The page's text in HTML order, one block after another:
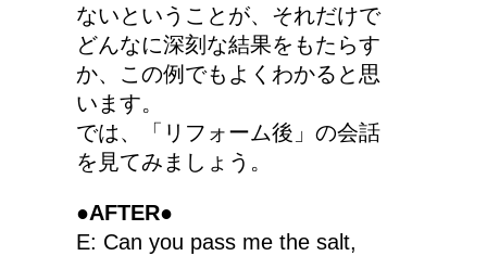
ないということが、それだけで
どんなに深刻な結果をもたらす
か、この例でもよくわかると思
います。
では、「リフォーム後」の会話
を見てみましょう。
●AFTER●
E: Can you pass me the salt,